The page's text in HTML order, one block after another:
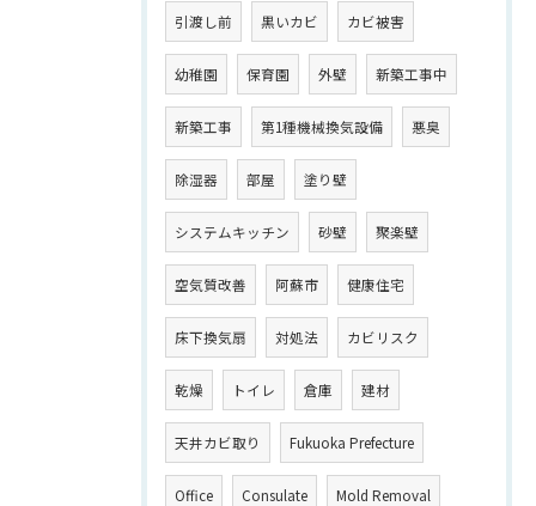
引渡し前 黒いカビ カビ被害
幼稚園 保育園 外壁 新築工事中
新築工事 第1種機械換気設備 悪臭
除湿器 部屋 塗り壁
システムキッチン 砂壁 聚楽壁
空気質改善 阿蘇市 健康住宅
床下換気扇 対処法 カビリスク
乾燥 トイレ 倉庫 建材
天井カビ取り Fukuoka Prefecture
Office Consulate Mold Removal